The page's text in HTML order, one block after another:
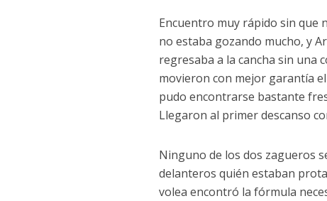
Encuentro muy rápido sin que
no estaba gozando mucho, y
regresaba a la cancha sin una
movieron con mejor garantía
pudo encontrarse bastante
Llegaron al primer descanso
Ninguno de los dos zagueros
delanteros quién estaban
volea encontró la fórmula